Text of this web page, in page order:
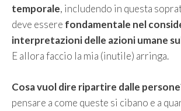
temporale, includendo in questa
deve essere fondamentale nel
interpretazioni delle azioni umane
E allora faccio la mia (inutile) arringa.
Cosa vuol dire ripartire dalle
pensare a come queste si cibano e a